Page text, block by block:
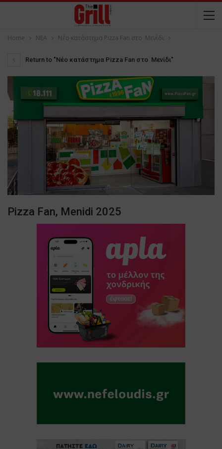
Home NEA Νέο κατάστημα Pizza Fan στο Μενίδι
Return to "Νέο κατάστημα Pizza Fan στο Μενίδι"
Pizza Fan, Menidi 2025